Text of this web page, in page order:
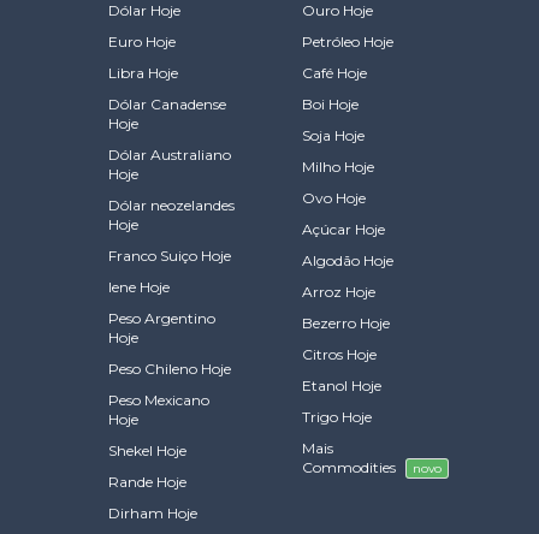
Dólar Hoje
Euro Hoje
Libra Hoje
Dólar Canadense
Hoje
Dólar Australiano
Hoje
Dólar neozelandes
Hoje
Franco Suiço Hoje
Iene Hoje
Peso Argentino
Hoje
Peso Chileno Hoje
Peso Mexicano
Hoje
Shekel Hoje
Rande Hoje
Dirham Hoje
Ouro Hoje
Petróleo Hoje
Café Hoje
Boi Hoje
Soja Hoje
Milho Hoje
Ovo Hoje
Açúcar Hoje
Algodão Hoje
Arroz Hoje
Bezerro Hoje
Citros Hoje
Etanol Hoje
Trigo Hoje
Mais
Commodities
novo